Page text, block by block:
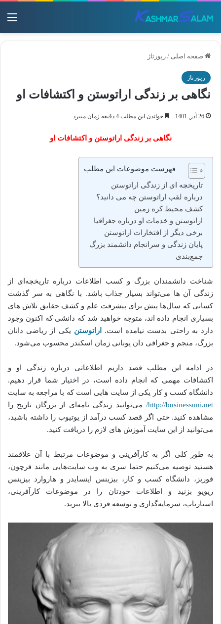
صفحه اصلی / رپورتاژ
رپورتاژ
نگاهی بر زندگی اراتوستن و اکتشافات او
26 آذر, 1401 خواندن این مطلب 4 دقیقه زمان میبرد
نگاهی بر زندگی اراتوستن و اکتشافات او
فهرست موضوعات این مطلب
تاریخچه ای از زندگی اراتوستن
درباره لقب اراتوستن چه می دانید؟
کشف محیط کره زمین
اراتوستن و خدمات او درباره جغرافیا
برخی دیگر از افتخارات اراتوستن
پایان زندگی و سرانجام دانشمند بزرگ
جمع‌بندی
شناخت دانشمندان بزرگ و کسب اطلاعات درباره تاریخچه‌ای از
زندگی آن ها می‌تواند بسیار جذاب باشد. با نگاهی به سر گذشت
کسانی که سال‌ها پیش برای پیشرفت علم و کشف حقایق تلاش های
بسیاری انجام داده اند، متوجه خواهید شد که دانشی که اکنون وجود
دارد به راحتی بدست نیامده است.
اراتوستن یکی از ریاضی دانان
بزرگ، منجم و جغرافی دان یونانی زمان اسکندر محسوب می‌شود.
در ادامه این مطلب قصد داریم اطلاعاتی درباره زندگی او و
اکتشافات مهمی که انجام داده است، در اختیار شما قرار دهیم.
دانشگاه کسب و کار یکی از سایت هایی است که با مراجعه به سایت
http://businessuni.net/
می‌توانید زندگی نامه‌ای از بزرگان تاریخ را
مشاهده کنید. حتی اگر قصد کسب درآمد از یوتیوب را داشته باشید،
می‌توانید از این سایت آموزش های لازم را دریافت کنید.
به طور کلی اگر به کارآفرینی و موضوعات مرتبط با آن علاقمند
هستید توصیه می‌کنیم حتما سری به وب سایت‌هایی مانند فرچون،
فوربز، دانشگاه کسب و کار، بیزینس اینسایدر و هاروارد بیزینس
ریویو بزنید و اطلاعات خودتان را در موضوعات کارآفرینی،
استارتاپ، سرمایه‌گذاری و توسعه فردی بالا ببرید.